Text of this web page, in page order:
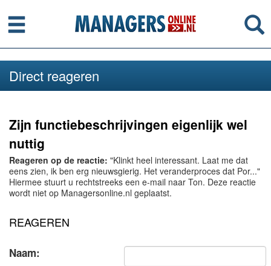
Menu
Direct reageren
Zijn functiebeschrijvingen eigenlijk wel
nuttig
Reageren op de reactie: "Klinkt heel interessant. Laat me dat
eens zien, ik ben erg nieuwsgierig. Het veranderproces dat Por..."
Hiermee stuurt u rechtstreeks een e-mail naar Ton. Deze reactie
wordt niet op Managersonline.nl geplaatst.
REAGEREN
Naam: